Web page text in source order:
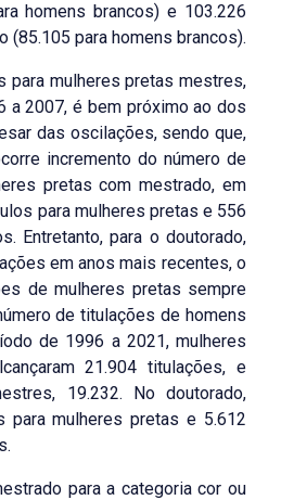
homens brancos) e 103.226
(85.105 para homens brancos).
para mulheres pretas mestres,
a 2007, é bem próximo ao dos
das oscilações, sendo que,
incremento do número de
pretas com mestrado, em
para mulheres pretas e 556
Entretanto, para o doutorado,
em anos mais recentes, o
de mulheres pretas sempre
de titulações de homens
de 1996 a 2021, mulheres
21.904 titulações, e
19.232. No doutorado,
para mulheres pretas e 5.612
para a categoria cor ou